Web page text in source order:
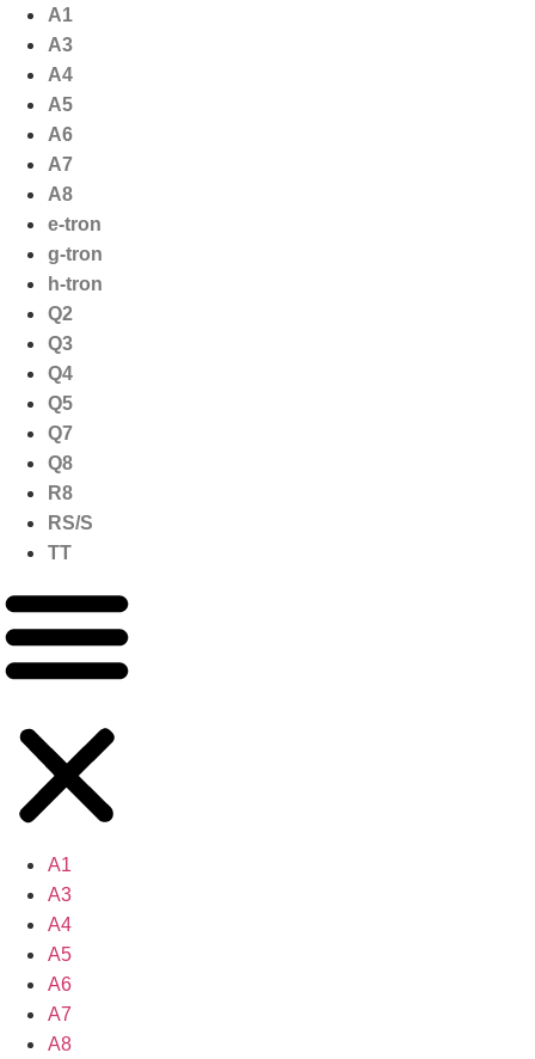
naar
inhoud
A1
A3
A4
A5
A6
A7
A8
e-tron
g-tron
h-tron
Q2
Q3
Q4
Q5
Q7
Q8
R8
RS/S
TT
A1
A3
A4
A5
A6
A7
A8